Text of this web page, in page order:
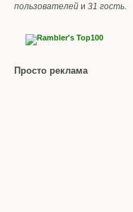
пользователей и 31 гость.
Просто реклама